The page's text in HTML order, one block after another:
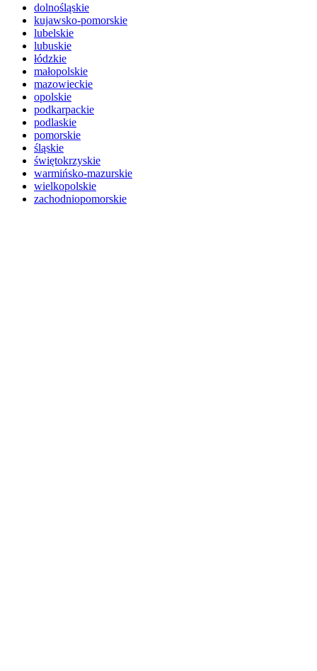
dolnośląskie
kujawsko-pomorskie
lubelskie
lubuskie
łódzkie
małopolskie
mazowieckie
opolskie
podkarpackie
podlaskie
pomorskie
śląskie
świętokrzyskie
warmińsko-mazurskie
wielkopolskie
zachodniopomorskie